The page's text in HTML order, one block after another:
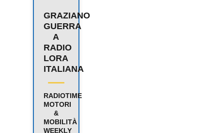
GRAZIANO
GUERRA
A
RADIO
LORA
ITALIANA
RADIOTIME
MOTORI
&
MOBILITÀ
WEEKLY